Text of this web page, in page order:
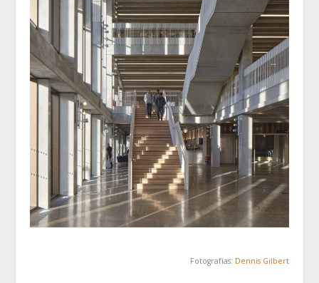
Fotografías: Dennis Gilbert